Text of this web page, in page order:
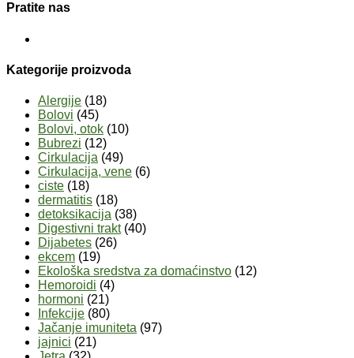
Pratite nas
Kategorije proizvoda
Alergije (18)
Bolovi (45)
Bolovi, otok (10)
Bubrezi (12)
Cirkulacija (49)
Cirkulacija, vene (6)
ciste (18)
dermatitis (18)
detoksikacija (38)
Digestivni trakt (40)
Dijabetes (26)
ekcem (19)
Ekološka sredstva za domaćinstvo (12)
Hemoroidi (4)
hormoni (21)
Infekcije (80)
Jačanje imuniteta (97)
jajnici (21)